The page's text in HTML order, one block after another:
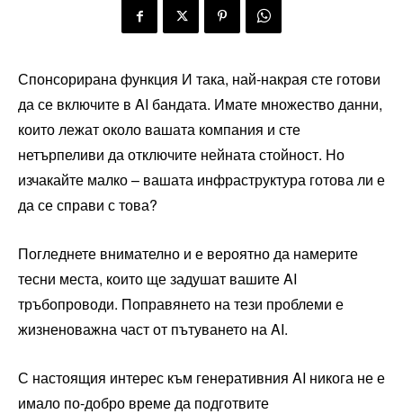
Спонсорирана функция И така, най-накрая сте готови
да се включите в AI бандата. Имате множество данни,
които лежат около вашата компания и сте
нетърпеливи да отключите нейната стойност. Но
изчакайте малко – вашата инфраструктура готова ли е
да се справи с това?
Погледнете внимателно и е вероятно да намерите
тесни места, които ще задушат вашите AI
тръбопроводи. Поправянето на тези проблеми е
жизненоважна част от пътуването на AI.
С настоящия интерес към генеративния AI никога не е
имало по-добро време да подготвите